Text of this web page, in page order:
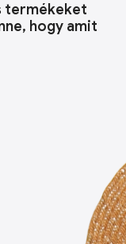
termékeket
hogy amit